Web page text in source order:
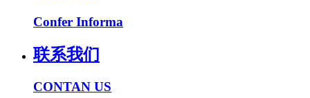
Confer Informa
联系我们
CONTAN US